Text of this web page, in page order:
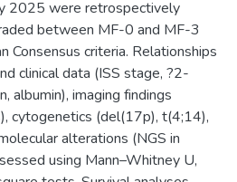
2025 were retrospectively
between MF-0 and MF-3
Consensus criteria. Relationships
clinical data (ISS stage, ?2-
albumin), imaging findings
cytogenetics (del(17p), t(4;14),
alterations (NGS in
using Mann–Whitney U,